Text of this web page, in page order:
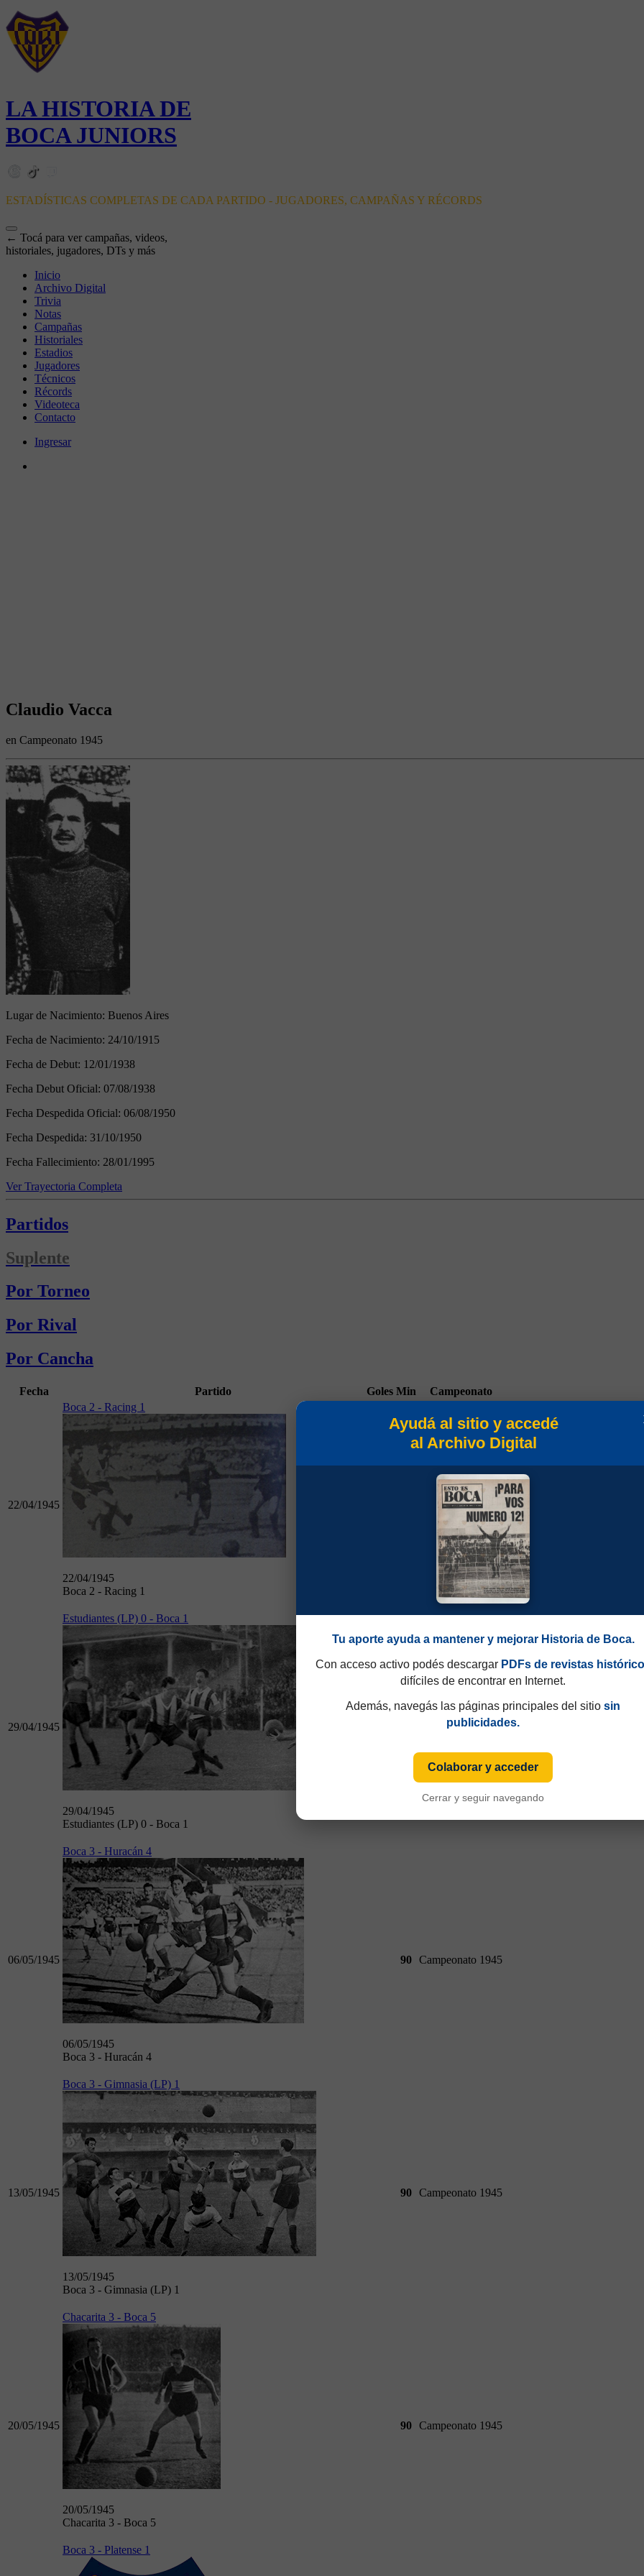
LA HISTORIA DE
BOCA JUNIORS
ESTADÍSTICAS COMPLETAS DE CADA PARTIDO - JUGADORES, CAMPAÑAS Y RÉCORDS
← Tocá para ver campañas, videos,
historiales, jugadores, DTs y más
Inicio
Archivo Digital
Trivia
Notas
Campañas
Historiales
Estadios
Jugadores
Técnicos
Récords
Videoteca
Contacto
Ingresar
Claudio Vacca
en Campeonato 1945
Lugar de Nacimiento: Buenos Aires
Fecha de Nacimiento: 24/10/1915
Fecha de Debut: 12/01/1938
Fecha Debut Oficial: 07/08/1938
Fecha Despedida Oficial: 06/08/1950
Fecha Despedida: 31/10/1950
Fecha Fallecimiento: 28/01/1995
Ver Trayectoria Completa
Partidos
Suplente
Por Torneo
Por Rival
Por Cancha
Fecha Partido Goles Min Campeonato
22/04/1945
Boca 2 - Racing 1
22/04/1945
Boca 2 - Racing 1
Campeonato 1945
29/04/1945
Estudiantes (LP) 0 - Boca 1
29/04/1945
Estudiantes (LP) 0 - Boca 1
Campeonato 1945
06/05/1945
Boca 3 - Huracán 4
06/05/1945
Boca 3 - Huracán 4
90 Campeonato 1945
13/05/1945
Boca 3 - Gimnasia (LP) 1
13/05/1945
Boca 3 - Gimnasia (LP) 1
90 Campeonato 1945
20/05/1945
Chacarita 3 - Boca 5
20/05/1945
Chacarita 3 - Boca 5
90 Campeonato 1945
Boca 3 - Platense 1
Ayudá al sitio y accedé
al Archivo Digital
Tu aporte ayuda a mantener y mejorar Historia de Boca.
Con acceso activo podés descargar PDFs de revistas
difíciles de encontrar en Internet.
Además, navegás las páginas principales del sitio sin
publicidades.
Colaborar y acceder
Cerrar y seguir navegando